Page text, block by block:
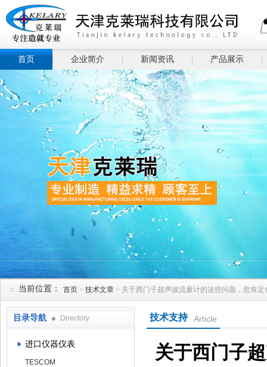
首页 企业简介 新闻资讯 产品展示
当前位置： 首页 > 技术文章 > 关于西门子超声波流量计的这些问题，您肯定
目录导航 Directory
进口仪器仪表
TESCOM
技术支持 Article
关于西门子